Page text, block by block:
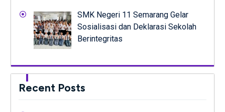
SMK Negeri 11 Semarang Gelar
Sosialisasi dan Deklarasi Sekolah
Berintegritas
Recent Posts